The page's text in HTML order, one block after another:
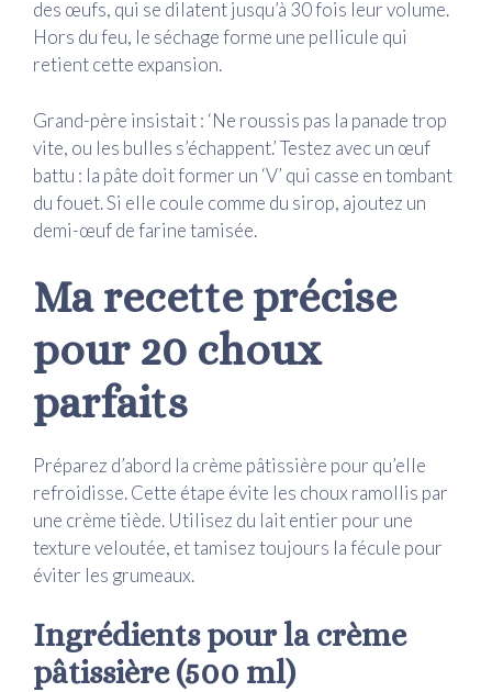
des œufs, qui se dilatent jusqu’à 30 fois leur volume.
Hors du feu, le séchage forme une pellicule qui
retient cette expansion.
Grand-père insistait : ‘Ne roussis pas la panade trop
vite, ou les bulles s’échappent.’ Testez avec un œuf
battu : la pâte doit former un ‘V’ qui casse en tombant
du fouet. Si elle coule comme du sirop, ajoutez un
demi-œuf de farine tamisée.
Ma recette précise
pour 20 choux
parfaits
Préparez d’abord la crème pâtissière pour qu’elle
refroidisse. Cette étape évite les choux ramollis par
une crème tiède. Utilisez du lait entier pour une
texture veloutée, et tamisez toujours la fécule pour
éviter les grumeaux.
Ingrédients pour la crème
pâtissière (500 ml)